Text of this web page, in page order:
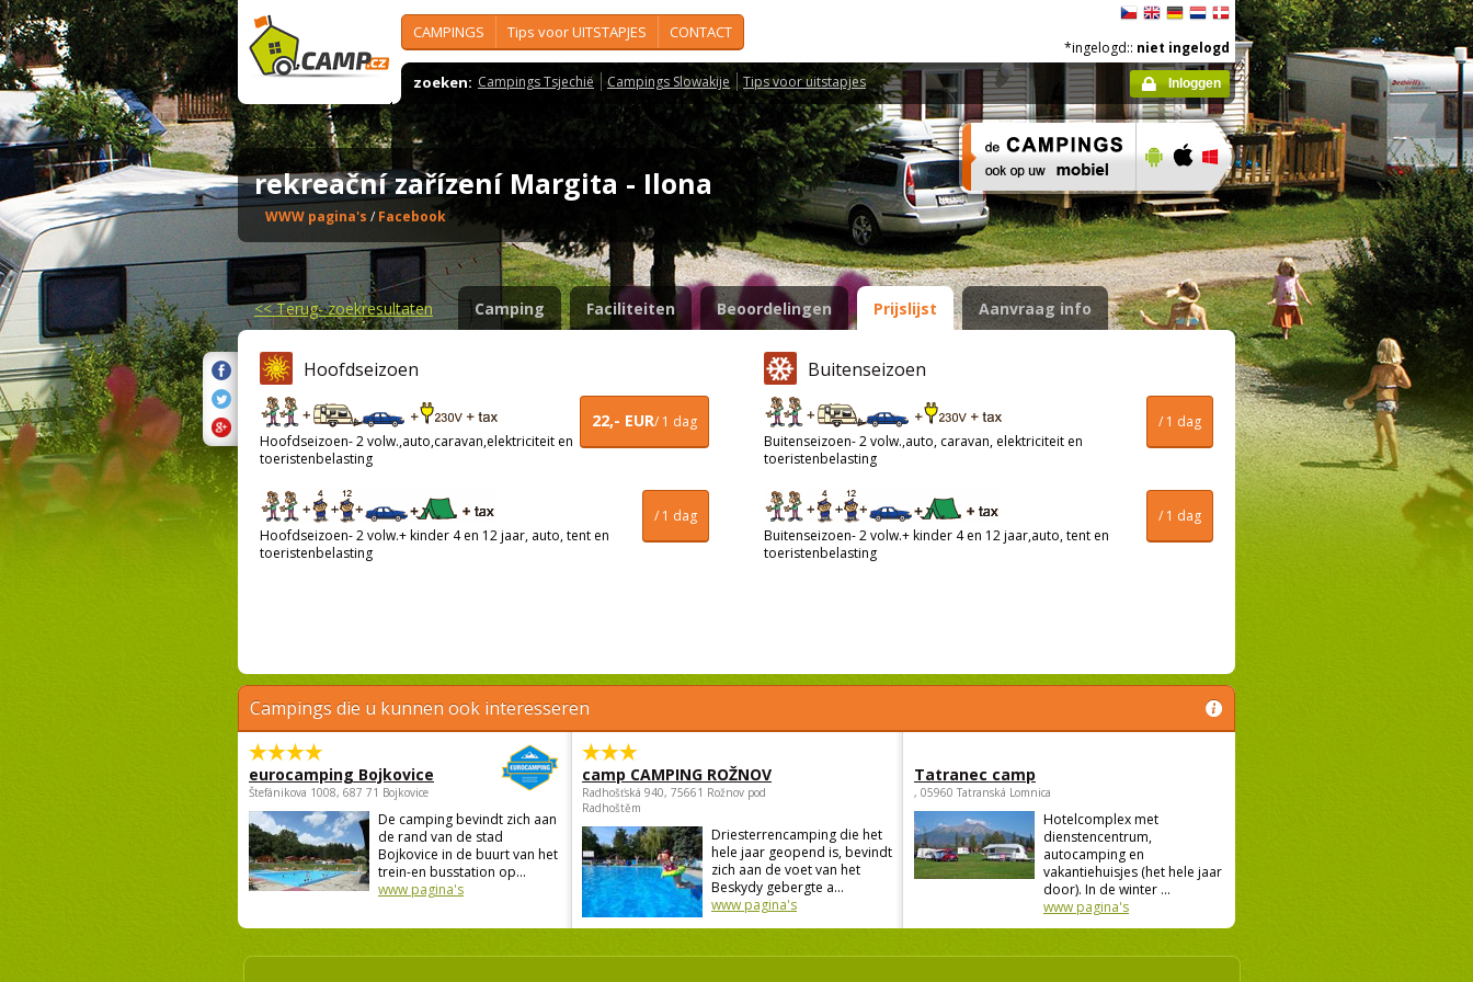
CAMPINGS Tips voor UITSTAPJES CONTACT
zoeken: Campings Tsjechië Campings Slowakije Tips voor uitstapjes
*ingelogd:: niet ingelogd
Inloggen
rekreační zařízení Margita - Ilona
WWW pagina's / Facebook
<<Terug- zoekresultaten Camping Faciliteiten Beoordelingen Prijslijst Aanvraag info
Hoofdseizoen
22,- EUR/ 1 dag
Hoofdseizoen- 2 volw.,auto,caravan,elektriciteit en
toeristenbelasting
/ 1 dag
Hoofdseizoen- 2 volw.+ kinder 4 en 12 jaar, auto, tent en
toeristenbelasting
Buitenseizoen
/ 1 dag
Buitenseizoen- 2 volw.,auto, caravan, elektriciteit en
toeristenbelasting
/ 1 dag
Buitenseizoen- 2 volw.+ kinder 4 en 12 jaar,auto, tent en
toeristenbelasting
Campings die u kunnen ook interesseren
eurocamping Bojkovice
Štefánikova 1008, 687 71 Bojkovice
De camping bevindt zich aan
de rand van de stad
Bojkovice in de buurt van het
trein-en busstation op...
www pagina's
camp CAMPING ROŽNOV
Radhošťská 940, 75661 Rožnov pod
Radhoštěm
Driesterrencamping die het
hele jaar geopend is, bevindt
zich aan de voet van het
Beskydy gebergte a...
www pagina's
Tatranec camp
, 05960 Tatranská Lomnica
Hotelcomplex met
dienstencentrum,
autocamping en
vakantiehuisjes (het hele jaar
door). In de winter ...
www pagina's